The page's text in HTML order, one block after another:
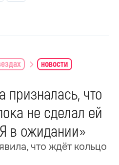
новости
что
не сделал ей
в ожидании»
что ждёт кольцо